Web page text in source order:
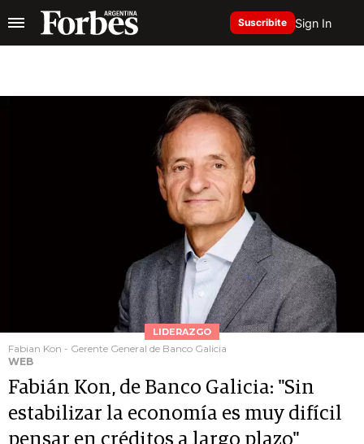
Suscribite Sign In
LIDERAZGO
Fabian Kon - Gerente General de Banco Galicia
WEB
Fabián Kon, de Banco Galicia: "Sin
estabilizar la economía es muy difícil
pensar en créditos a largo plazo"